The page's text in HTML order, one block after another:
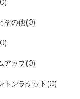
その他(0)
アップ(0)
トンラケット(0)